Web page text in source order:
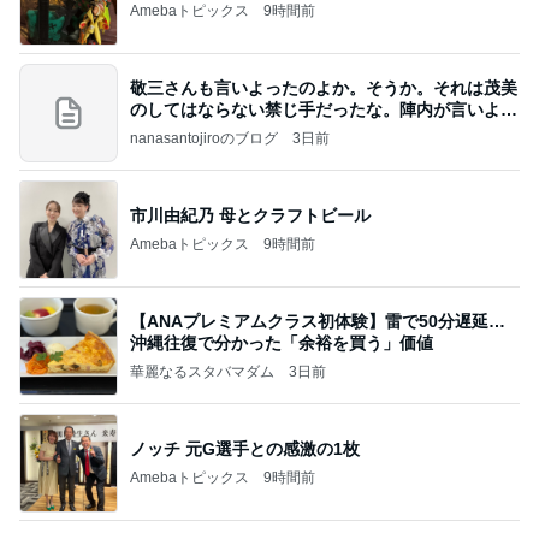
Amebaトピックス 9時間前
敬三さんも言いよったのよか。そうか。それは茂美
のしてはならない禁じ手だったな。陣内が言いよる
のよ
nanasantojiroのブログ 3日前
市川由紀乃 母とクラフトビール
Amebaトピックス 9時間前
【ANAプレミアムクラス初体験】雷で50分遅延…
沖縄往復で分かった「余裕を買う」価値
華麗なるスタバマダム 3日前
ノッチ 元G選手との感激の1枚
Amebaトピックス 9時間前